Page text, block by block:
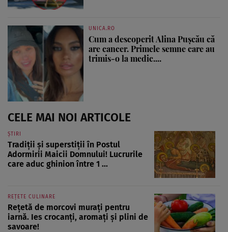
UNICA.RO
Cum a descoperit Alina Pușcău că
are cancer. Primele semne care au
trimis-o la medic....
CELE MAI NOI ARTICOLE
ȘTIRI
Tradiții și superstiții în Postul
Adormirii Maicii Domnului! Lucrurile
care aduc ghinion între 1 ...
REȚETE CULINARE
Rețetă de morcovi murați pentru
iarnă. Ies crocanți, aromați și plini de
savoare!